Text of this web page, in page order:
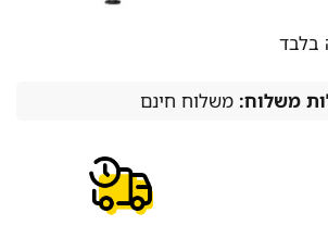
משלוח:משלוח חינם